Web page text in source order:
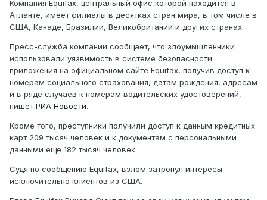
Компания Equifax, центральный офис которой находится в
Атланте, имеет филиалы в десятках стран мира, в том числе в
США, Канаде, Бразилии, Великобритании и других странах.
Пресс-служба компании сообщает, что злоумышленники
использовали уязвимость в системе безопасности
приложения на официальном сайте Equifax, получив доступ к
номерам социального страхования, датам рождения, адресам
и в ряде случаев к номерам водительских удостоверений,
пишетРИА Новости.
Кроме того, преступники получили доступ к данным кредитных
карт 209 тысяч человек и к документам с персональными
данными еще 182 тысяч человек.
Судя по сообщению Equifax, взлом затронул интересы
исключительно клиентов из США.